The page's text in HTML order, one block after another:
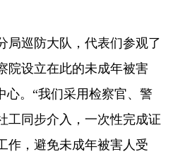
巡防大队，代表们参观了
院设立在此的未成年被害
心。“我们采用检察官、警
工同步介入，一次性完成证
作，避免未成年被害人受